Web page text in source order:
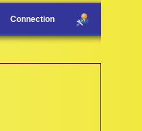
Connection